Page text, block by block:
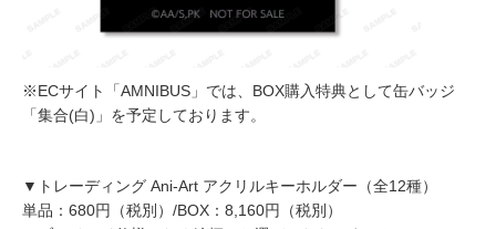
※ECサイト「AMNIBUS」では、BOX購入特典として缶バッジ
「集合(白)」を予定しております。
▼トレーディング Ani-Art アクリルキーホルダー（全12種）
単品：680円（税別）/BOX：8,160円（税別）